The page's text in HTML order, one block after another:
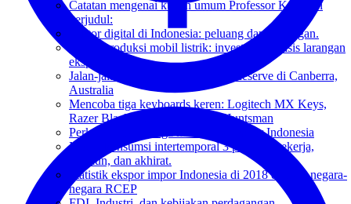
Catatan mengenai kuliah umum Professor Keyu Jin
berjudul:
Sektor digital di Indonesia: peluang dan tantangan.
Sentra produksi mobil listrik: investasi berbasis larangan
ekspor?
Jalan-jalan di Tidbinbilla Natural Reserve di Canberra,
Australia
Mencoba tiga keyboards keren: Logitech MX Keys,
Razer BlackWidow dan Razer Huntsman
Perkembangan harga komoditas ekspor Indonesia
Model konsumsi intertemporal 3 periode: bekerja,
pensiun, dan akhirat.
Statistik ekspor impor Indonesia di 2018 dengan negara-
negara RCEP